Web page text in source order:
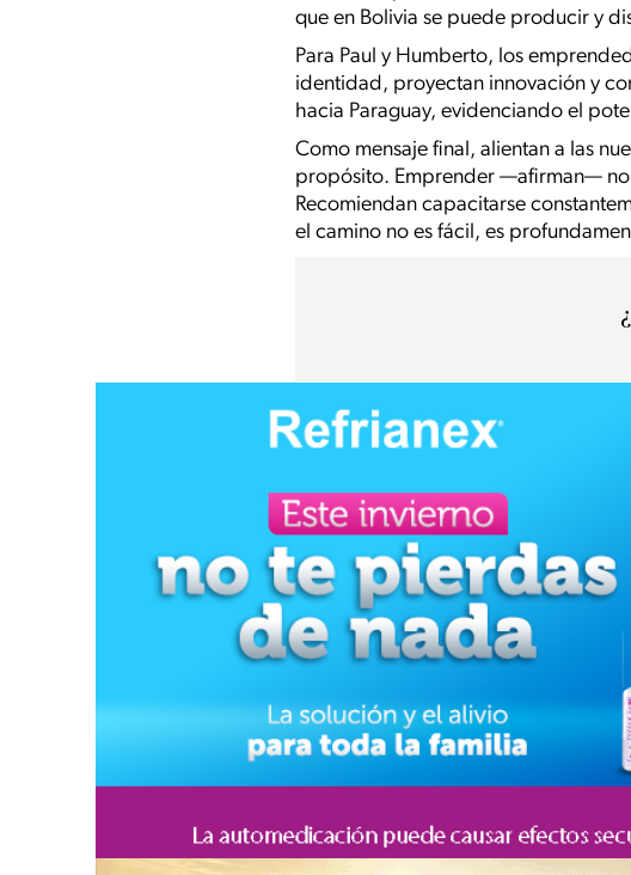
que en Bolivia se puede producir y
Para Paul y Humberto, los
identidad, proyectan innovación y
hacia Paraguay, evidenciando el
Como mensaje final, alientan a las
propósito. Emprender —afirman— no
Recomiendan capacitarse
el camino no es fácil, es